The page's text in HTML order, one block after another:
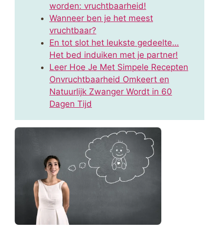
worden: vruchtbaarheid!
Wanneer ben je het meest
vruchtbaar?
En tot slot het leukste gedeelte…
Het bed induiken met je partner!
Leer Hoe Je Met Simpele Recepten
Onvruchtbaarheid Omkeert en
Natuurlijk Zwanger Wordt in 60
Dagen Tijd